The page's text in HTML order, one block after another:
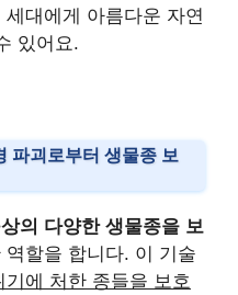
대에게 아름다운 자연
있어요.
파괴로부터 생물종 보
의 다양한 생물종을 보
할을 합니다. 이 기술
에 처한 종들을 보호